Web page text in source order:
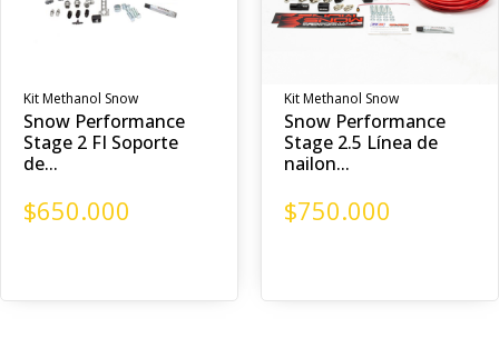
Kit Methanol Snow
Snow Performance
Stage 2 FI Soporte
de...
$650.000
Kit Methanol Snow
Snow Performance
Stage 2.5 Línea de
nailon...
$750.000